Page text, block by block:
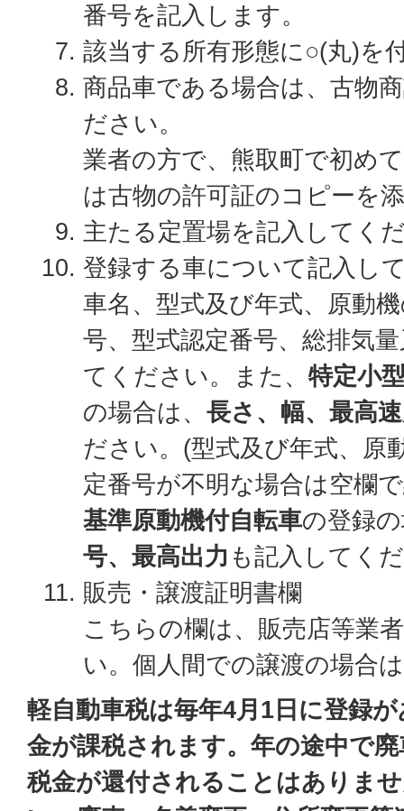
番号を記入します。
該当する所有形態に○(丸)を
商品車である場合は、古物
ださい。
業者の方で、熊取町で初め
は古物の許可証のコピーを
主たる定置場を記入してく
登録する車について記入し
車名、型式及び年式、原動
号、型式認定番号、総排気
てください。また、 特定小
の場合は、 長さ、幅、最高
ださい。(型式及び年式、原
定番号が不明な場合は空欄
基準原動機付自転車の登録
号、最高出力 も記入してく
販売・譲渡証明書欄
こちらの欄は、販売店等業
い。個人間での譲渡の場合
軽自動車税は毎年4月1日に登録
金が課税されます。年の途中で
税金が還付されることはありま